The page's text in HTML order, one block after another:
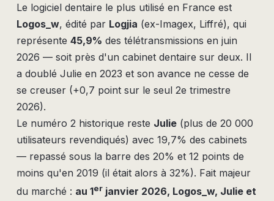
Le logiciel dentaire le plus utilisé en France est
Logos_w, édité par Logjia (ex-Imagex, Liffré), qui
représente 45,9% des télétransmissions en juin
2026 — soit près d'un cabinet dentaire sur deux. Il
a doublé Julie en 2023 et son avance ne cesse de
se creuser (+0,7 point sur le seul 2e trimestre
2026).
Le numéro 2 historique reste Julie(plus de 20 000
utilisateurs revendiqués) avec 19,7% des cabinets
— repassé sous la barre des 20% et 12 points de
moins qu'en 2019 (il était alors à 32%). Fait majeur
du marché : au 1erjanvier 2026, Logos_w, Julie et